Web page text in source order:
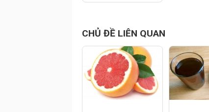
cần lưu ý những
CHỦ ĐỀ LIÊN QUAN